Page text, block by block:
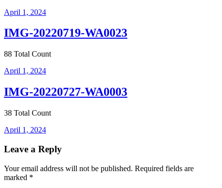
April 1, 2024
IMG-20220719-WA0023
88 Total Count
April 1, 2024
IMG-20220727-WA0003
38 Total Count
April 1, 2024
Leave a Reply
Your email address will not be published. Required fields are
marked *